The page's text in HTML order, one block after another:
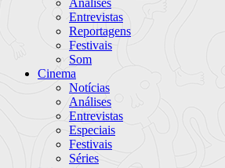
Entrevistas
Reportagens
Festivais
Som
Cinema
Notícias
Análises
Entrevistas
Especiais
Festivais
Séries